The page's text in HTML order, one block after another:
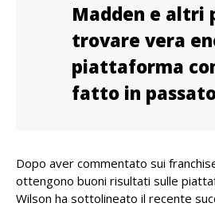
Madden e altri
trovare vera
piattaforma
fatto in
Dopo aver commentato sui
ottengono buoni risultati sulle
Wilson ha sottolineato il recente